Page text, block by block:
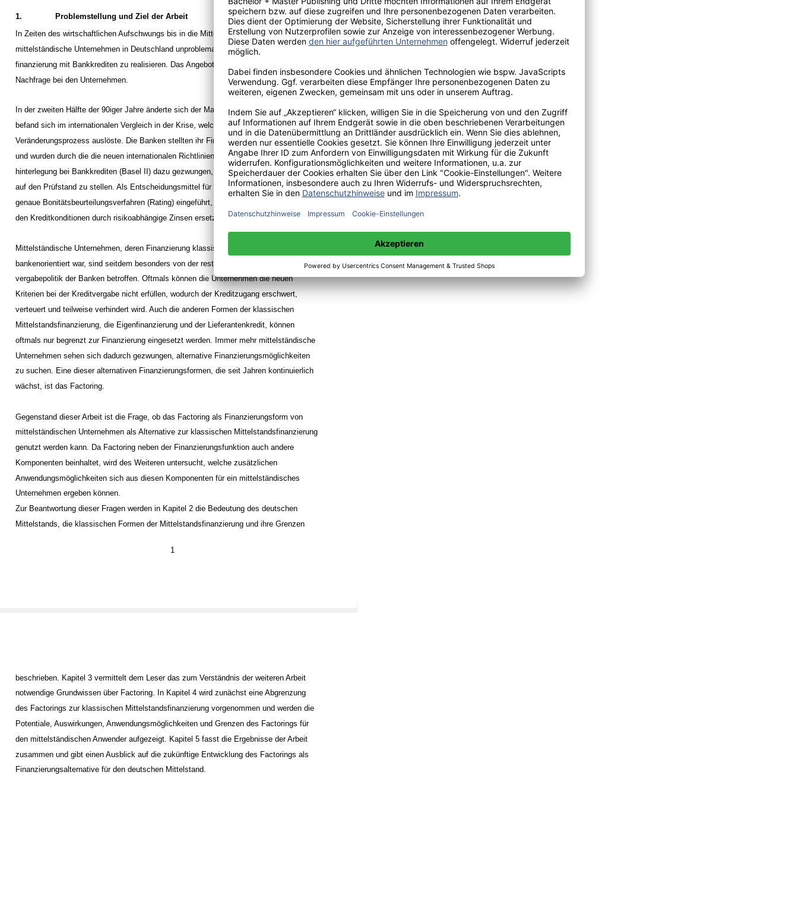
1
1.
Problemstellung und Ziel der Arbeit
In Zeiten des wirtschaftlichen Aufschwungs bis in die Mitte der 90iger Jahre war es für
mittelständische Unternehmen in Deutschland unproblematisch, ihre Betriebsmittel-
finanzierung mit Bankkrediten zu realisieren. Das Angebot an Kreditmitteln übertraf die
Nachfrage bei den Unternehmen.
In der zweiten Hälfte der 90iger Jahre änderte sich der Markt. Der deutsche Kreditmarkt
befand sich im internationalen Vergleich in der Krise, welche einen umfassenden
Veränderungsprozess auslöste. Die Banken stellten ihr Firmenkundengeschäft in Frage
und wurden durch die die neuen internationalen Richtlinien zur Eigenkapital-
hinterlegung bei Bankkrediten (Basel II) dazu gezwungen, ihr gesamtes Kreditportfolio
auf den Prüfstand zu stellen. Als Entscheidungsmittel für die Kreditvergabe wurden
genaue Bonitätsbeurteilungsverfahren (Rating) eingeführt, und die Einheitszinsen bei
den Kreditkonditionen durch risikoabhängige Zinsen ersetzt.
Mittelständische Unternehmen, deren Finanzierung klassischerweise fast ausschließlich
bankenorientiert war, sind seitdem besonders von der restriktiveren Kredit-
vergabepolitik der Banken betroffen. Oftmals können die Unternehmen die neuen
Kriterien bei der Kreditvergabe nicht erfüllen, wodurch der Kreditzugang erschwert,
verteuert und teilweise verhindert wird. Auch die anderen Formen der klassischen
Mittelstandsfinanzierung, die Eigenfinanzierung und der Lieferantenkredit, können
oftmals nur begrenzt zur Finanzierung eingesetzt werden. Immer mehr mittelständische
Unternehmen sehen sich dadurch gezwungen, alternative Finanzierungsmöglichkeiten
zu suchen. Eine dieser alternativen Finanzierungsformen, die seit Jahren kontinuierlich
wächst, ist das Factoring.
Gegenstand dieser Arbeit ist die Frage, ob das Factoring als Finanzierungsform von
mittelständischen Unternehmen als Alternative zur klassischen Mittelstandsfinanzierung
genutzt werden kann. Da Factoring neben der Finanzierungsfunktion auch andere
Komponenten beinhaltet, wird des Weiteren untersucht, welche zusätzlichen
Anwendungsmöglichkeiten sich aus diesen Komponenten für ein mittelständisches
Unternehmen ergeben können.
Zur Beantwortung dieser Fragen werden in Kapitel 2 die Bedeutung des deutschen
Mittelstands, die klassischen Formen der Mittelstandsfinanzierung und ihre Grenzen
beschrieben. Kapitel 3 vermittelt dem Leser das zum Verständnis der weiteren Arbeit
notwendige Grundwissen über Factoring. In Kapitel 4 wird zunächst eine Abgrenzung
des Factorings zur klassischen Mittelstandsfinanzierung vorgenommen und werden die
Potentiale, Auswirkungen, Anwendungsmöglichkeiten und Grenzen des Factorings für
den mittelständischen Anwender aufgezeigt. Kapitel 5 fasst die Ergebnisse der Arbeit
zusammen und gibt einen Ausblick auf die zukünftige Entwicklung des Factorings als
Finanzierungsalternative für den deutschen Mittelstand.